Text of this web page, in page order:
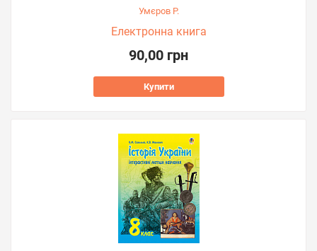
Умєров Р.
Електронна книга
90,00 грн
Купити